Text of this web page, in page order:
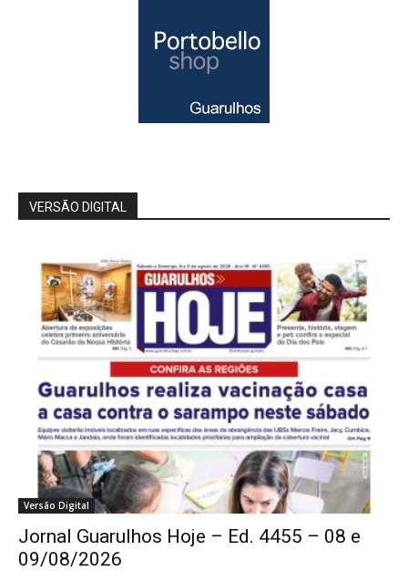
VERSÃO DIGITAL
Versão Digital
Jornal Guarulhos Hoje – Ed. 4455 – 08 e
09/08/2026